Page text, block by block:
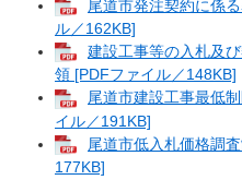
尾道市発注契約に係
ル／162KB]
建設工事等の入札及
領 [PDFファイル／148KB]
尾道市建設工事最低
イル／191KB]
尾道市低入札価格調
177KB]